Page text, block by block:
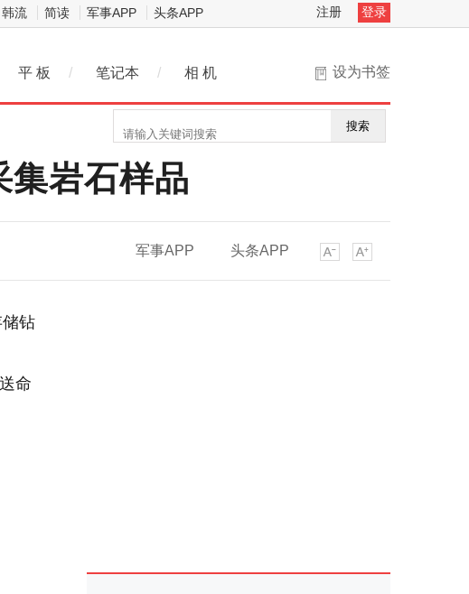
韩流 简读 军事APP 头条APP 注册 登录
设为书签
平 板 / 笔记本 / 相 机
搜索
集岩石样品
军事APP 头条APP
钻
命